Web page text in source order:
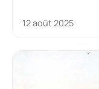
12 août 2025